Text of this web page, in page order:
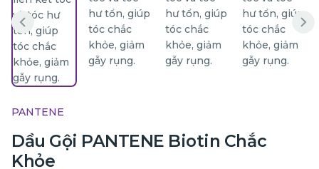
PANTENE
Dầu Gội PANTENE Biotin Chắc
Khỏe